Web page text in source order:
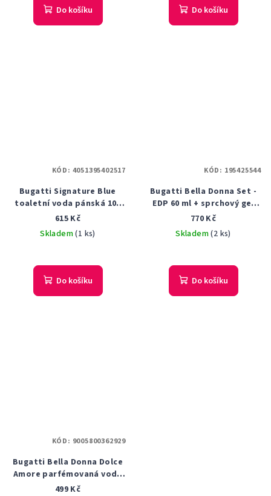
Do košíku Do košíku
Bugatti Signature Blue
toaletní voda pánská 100
ml + sh. gel 200 ml dárková
sada
615 Kč
Skladem(1 ks)
Do košíku
KÓD: 4051395402517
Bugatti Bella Donna Set -
EDP 60 ml + sprchový gel
100 ml Dárková sada
770 Kč
Skladem(2 ks)
Do košíku
KÓD: 195425544
Bugatti Bella Donna Dolce
Amore parfémovaná voda
dámská 60 ml
499 Kč
KÓD: 9005800362929